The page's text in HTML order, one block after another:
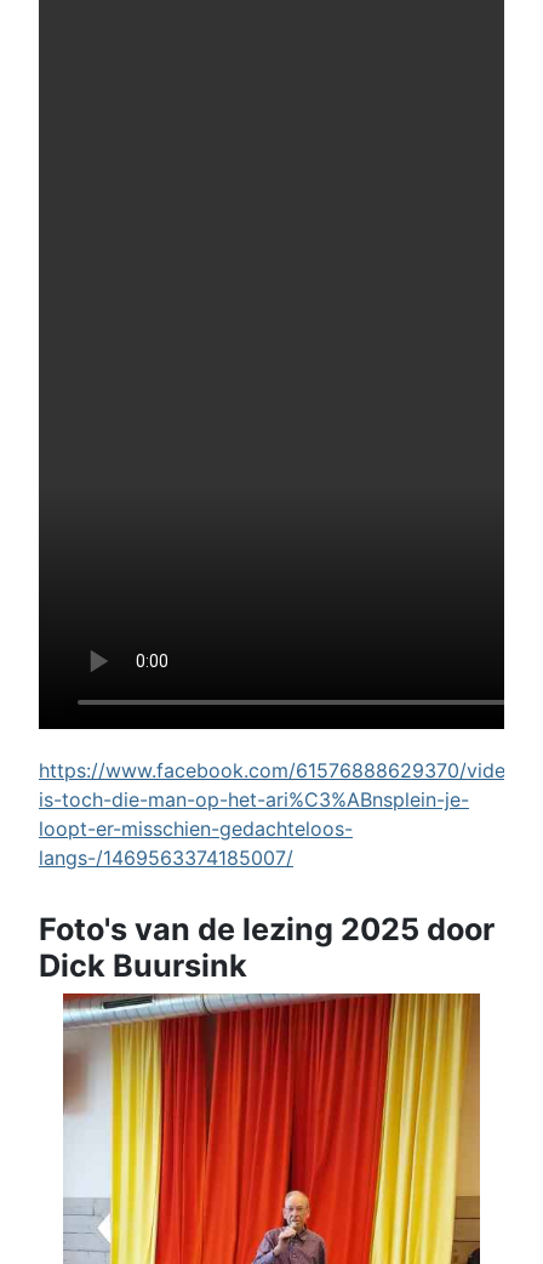
https://www.facebook.com/61576888629370/videos/
is-toch-die-man-op-het-ari%C3%ABnsplein-je-
loopt-er-misschien-gedachteloos-
langs-/1469563374185007/
Foto's van de lezing 2025 door
Dick Buursink